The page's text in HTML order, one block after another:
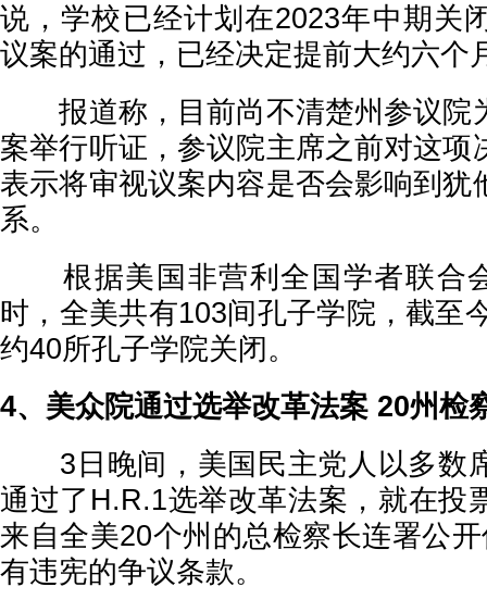
说，学校已经计划在2023年中期关
议案的通过，已经决定提前大约六个
报道称，目前尚不清楚州参议院
案举行听证，参议院主席之前对这项
表示将审视议案内容是否会影响到犹
系。
根据美国非营利全国学者联合
时，全美共有103间孔子学院，截至
约40所孔子学院关闭。
4、美众院通过选举改革法案 20州检
3日晚间，美国民主党人以多数
通过了H.R.1选举改革法案，就在投
来自全美20个州的总检察长连署公
有违宪的争议条款。